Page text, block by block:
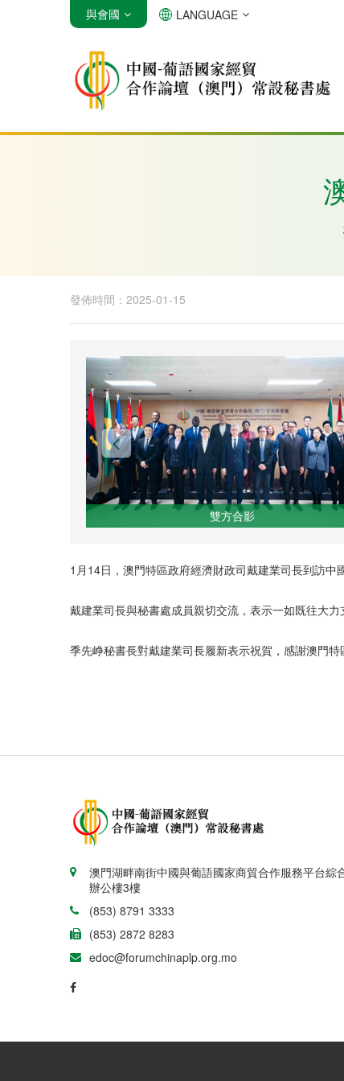
安哥拉 巴西 佛得角
與會國 LANGUAGE
發佈時間：2025-01-15
雙方合影
1月14日，澳門特區政府經濟財政司戴建業司長到訪
戴建業司長與秘書處成員親切交流，表示一如既往大
季先峥秘書長對戴建業司長履新表示祝賀，感謝澳門
澳門湖畔南街中國與葡語國家商貿合作服務平台綜
辦公樓3樓
(853) 8791 3333
(853) 2872 8283
edoc@forumchinaplp.org.mo